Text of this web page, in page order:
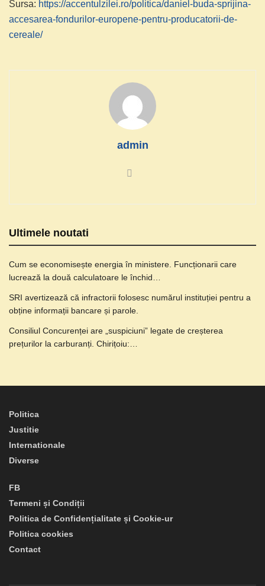
Sursa: https://accentulzilei.ro/politica/daniel-buda-sprijina-
accesarea-fondurilor-europene-pentru-producatorii-de-
cereale/
admin
Ultimele noutati
Cum se economisește energia în ministere. Funcționarii care
lucrează la două calculatoare le închid…
SRI avertizează că infractorii folosesc numărul instituției pentru a
obține informații bancare și parole.
Consiliul Concurenței are „suspiciuni” legate de creșterea
prețurilor la carburanți. Chirițoiu:…
Politica
Justitie
Internationale
Diverse
FB
Termeni și Condiții
Politica de Confidențialitate și Cookie-ur
Politica cookies
Contact